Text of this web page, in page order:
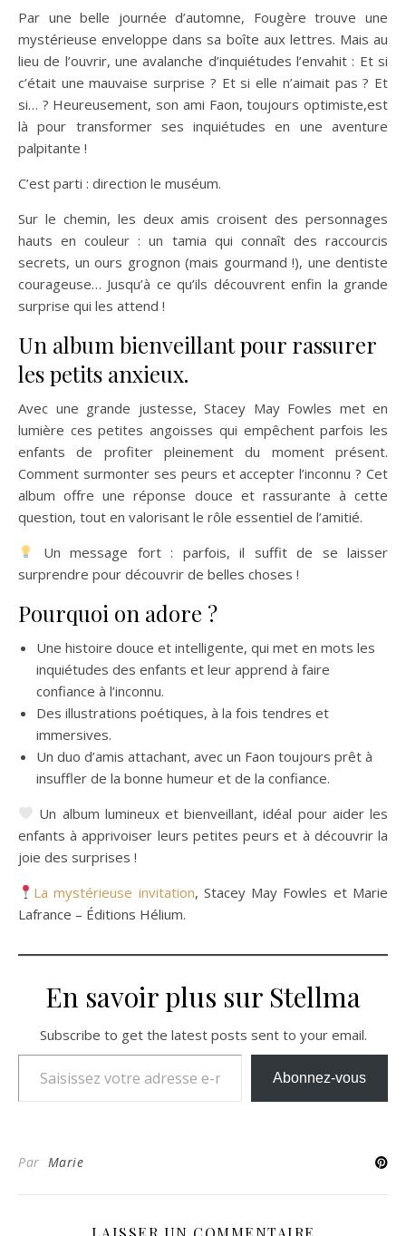
Par une belle journée d’automne, Fougère trouve une
mystérieuse enveloppe dans sa boîte aux lettres. Mais au
lieu de l’ouvrir, une avalanche d’inquiétudes l’envahit : Et si
c’était une mauvaise surprise ? Et si elle n’aimait pas ? Et
si… ? Heureusement, son ami Faon, toujours optimiste,est
là pour transformer ses inquiétudes en une aventure
palpitante !
C’est parti : direction le muséum.
Sur le chemin, les deux amis croisent des personnages
hauts en couleur : un tamia qui connaît des raccourcis
secrets, un ours grognon (mais gourmand !), une dentiste
courageuse… Jusqu’à ce qu’ils découvrent enfin la grande
surprise qui les attend !
Un album bienveillant pour rassurer
les petits anxieux.
Avec une grande justesse, Stacey May Fowles met en
lumière ces petites angoisses qui empêchent parfois les
enfants de profiter pleinement du moment présent.
Comment surmonter ses peurs et accepter l’inconnu ? Cet
album offre une réponse douce et rassurante à cette
question, tout en valorisant le rôle essentiel de l’amitié.
Un message fort : parfois, il suffit de se laisser
surprendre pour découvrir de belles choses !
Pourquoi on adore ?
Une histoire douce et intelligente, qui met en mots les
inquiétudes des enfants et leur apprend à faire
confiance à l’inconnu.
Des illustrations poétiques, à la fois tendres et
immersives.
Un duo d’amis attachant, avec un Faon toujours prêt à
insuffler de la bonne humeur et de la confiance.
Un album lumineux et bienveillant, idéal pour aider les
enfants à apprivoiser leurs petites peurs et à découvrir la
joie des surprises !
La mystérieuse invitation, Stacey May Fowles et Marie
Lafrance – Éditions Hélium.
En savoir plus sur Stellma
Subscribe to get the latest posts sent to your email.
Saisissez votre adresse e-mail…
Abonnez-vous
Par Marie